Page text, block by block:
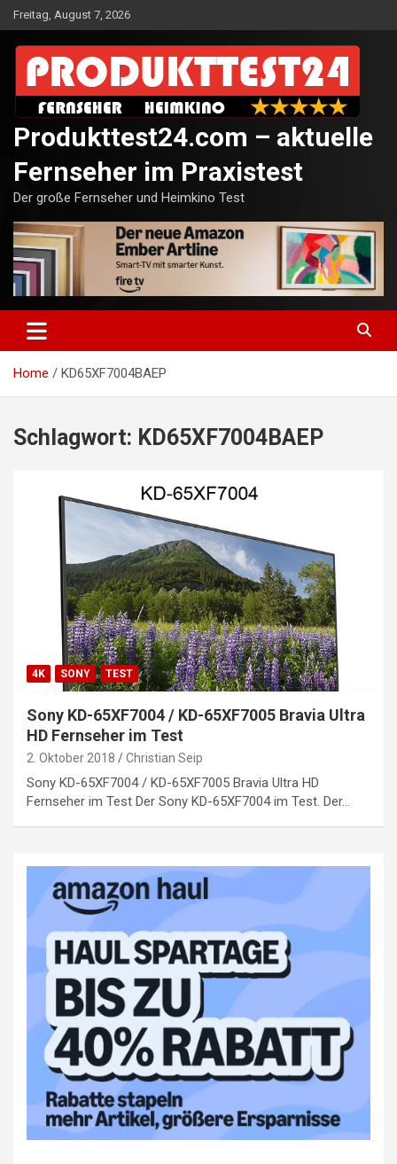
Skip
to
content
Freitag, August 7, 2026
Produkttest24.com – aktuelle
Fernseher im Praxistest
Der große Fernseher und Heimkino Test
Home KD65XF7004BAEP
Schlagwort: KD65XF7004BAEP
4K SONY TEST
Sony KD-65XF7004 / KD-65XF7005 Bravia Ultra
HD Fernseher im Test
2. Oktober 2018 Christian Seip
Sony KD-65XF7004 / KD-65XF7005 Bravia Ultra HD
Fernseher im Test Der Sony KD-65XF7004 im Test. Der…